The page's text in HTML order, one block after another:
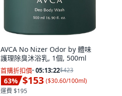
AVCA No Nizer Odor by 體味
護理除臭沐浴乳, 1個, 500ml
首購折扣價· 05:13:21$423
63% $153 ($30.60/100ml)
運費 $195